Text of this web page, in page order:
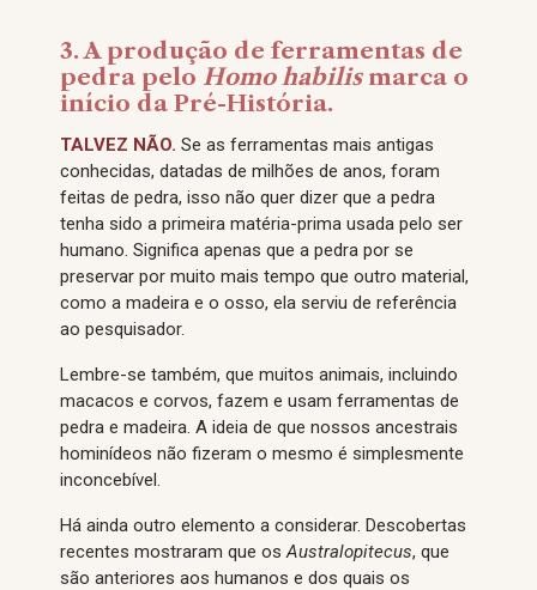
3. A produção de ferramentas de
pedra pelo Homo habilis marca o
início da Pré-História.
TALVEZ NÃO. Se as ferramentas mais antigas
conhecidas, datadas de milhões de anos, foram
feitas de pedra, isso não quer dizer que a pedra
tenha sido a primeira matéria-prima usada pelo ser
humano. Significa apenas que a pedra por se
preservar por muito mais tempo que outro material,
como a madeira e o osso, ela serviu de referência
ao pesquisador.
Lembre-se também, que muitos animais, incluindo
macacos e corvos, fazem e usam ferramentas de
pedra e madeira. A ideia de que nossos ancestrais
hominídeos não fizeram o mesmo é simplesmente
inconcebível.
Há ainda outro elemento a considerar. Descobertas
recentes mostraram que osAustralopitecus, que
são anteriores aos humanos e dos quais os